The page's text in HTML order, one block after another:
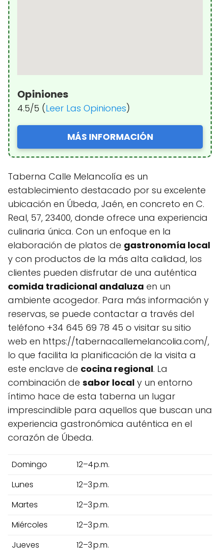
Opiniones
4.5/5 (Leer Las Opiniones)
MÁS INFORMACIÓN
Taberna Calle Melancolía es un
establecimiento destacado por su excelente
ubicación en Úbeda, Jaén, en concreto en C.
Real, 57, 23400, donde ofrece una experiencia
culinaria única. Con un enfoque en la
elaboración de platos de gastronomía local
y con productos de la más alta calidad, los
clientes pueden disfrutar de una auténtica
comida tradicional andaluza en un
ambiente acogedor. Para más información y
reservas, se puede contactar a través del
teléfono +34 645 69 78 45 o visitar su sitio
web en https://tabernacallemelancolia.com/,
lo que facilita la planificación de la visita a
este enclave de cocina regional. La
combinación de sabor local y un entorno
íntimo hace de esta taberna un lugar
imprescindible para aquellos que buscan una
experiencia gastronómica auténtica en el
corazón de Úbeda.
Domingo
12–4 p.m.
Lunes
12–3 p.m.
Martes
12–3 p.m.
Miércoles
12–3 p.m.
Jueves
12–3 p.m.